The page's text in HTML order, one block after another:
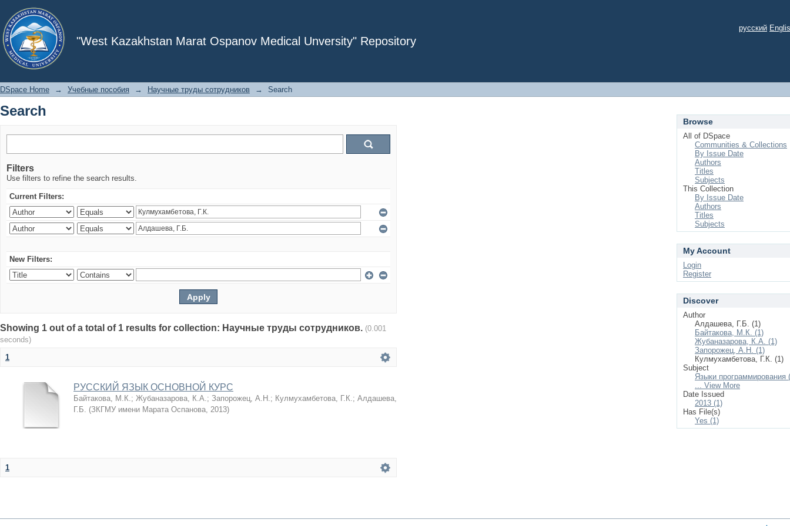
"West Kazakhstan Marat Ospanov Medical Unversity" Repository
Search
русский
DSpace Home → Учебные пособия → Научные труды сотрудников → Search
Search
Filters
Use filters to refine the search results.
Current Filters:
New Filters:
Showing 1 out of a total of 1 results for collection: Научные труды сотрудников. (0.001
seconds)
1
РУССКИЙ ЯЗЫК ОСНОВНОЙ КУРС
Байтакова, М.К.; Жубаназарова, К.А.; Запорожец, А.Н.; Кулмухамбетова, Г.К.; Алдашева,
Г.Б. (ЗКГМУ имени Марата Оспанова, 2013)
1
Browse
All of DSpace
Communities & Collections
By Issue Date
Authors
Titles
Subjects
This Collection
By Issue Date
Authors
Titles
Subjects
My Account
Login
Register
Discover
Author
Алдашева, Г.Б. (1)
Байтакова, М.К. (1)
Жубаназарова, К.А. (1)
Запорожец, А.Н. (1)
Кулмухамбетова, Г.К. (1)
Subject
Языки программирования
... View More
Date Issued
2013 (1)
Has File(s)
Yes (1)